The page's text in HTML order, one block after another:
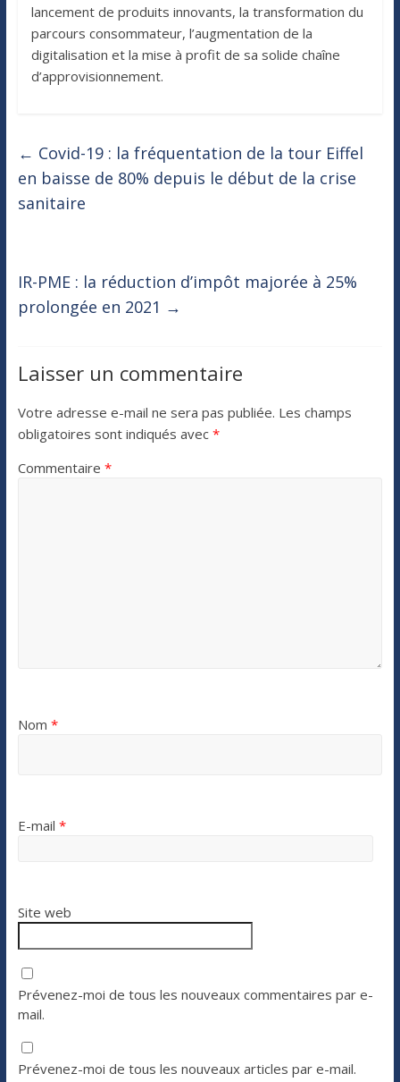
lancement de produits innovants, la transformation du
parcours consommateur, l’augmentation de la
digitalisation et la mise à profit de sa solide chaîne
d’approvisionnement.
← Covid-19 : la fréquentation de la tour Eiffel
en baisse de 80% depuis le début de la crise
sanitaire
IR-PME : la réduction d’impôt majorée à 25%
prolongée en 2021 →
Laisser un commentaire
Votre adresse e-mail ne sera pas publiée. Les champs
obligatoires sont indiqués avec *
Commentaire *
Nom *
E-mail *
Site web
Prévenez-moi de tous les nouveaux commentaires par e-
mail.
Prévenez-moi de tous les nouveaux articles par e-mail.